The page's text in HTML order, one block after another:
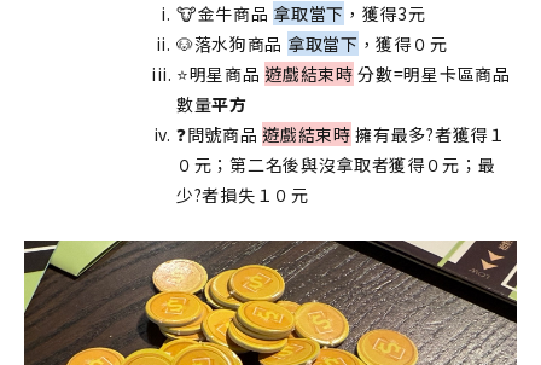
🐮金牛商品 拿取當下 ，獲得3元
🐶落水狗商品 拿取當下 ，獲得０元
⭐明星商品 遊戲結束時 分數=明星卡區商品
數量平方
❓問號商品 遊戲結束時 擁有最多?者獲得１
０元；第二名後與沒拿取者獲得０元；最
少?者損失１０元